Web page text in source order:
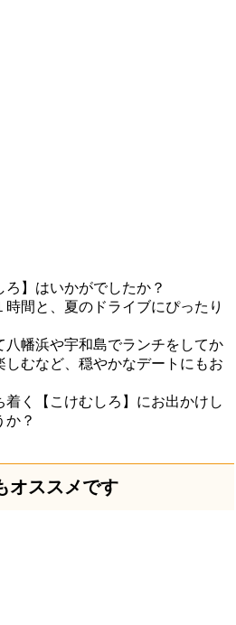
】はいかがでしたか？
間と、夏のドライブにぴったり
八幡浜や宇和島でランチをしてか
しむなど、穏やかなデートにもお
く【こけむしろ】にお出かけし
か？
オススメです